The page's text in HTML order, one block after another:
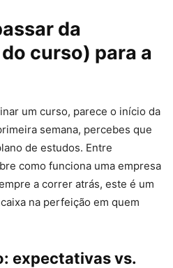
da
curso) para a
um curso, parece o início da
semana, percebes que
de estudos. Entre
como funciona uma empresa
a correr atrás, este é um
na perfeição em quem
expectativas vs.